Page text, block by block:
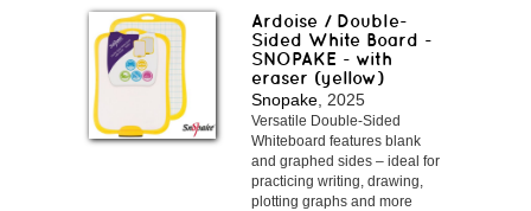
Ardoise / Double-
Sided White Board -
SNOPAKE - with
eraser (yellow)
Snopake, 2025
Versatile Double-Sided
Whiteboard features blank
and graphed sides – ideal for
practicing writing, drawing,
plotting graphs and more